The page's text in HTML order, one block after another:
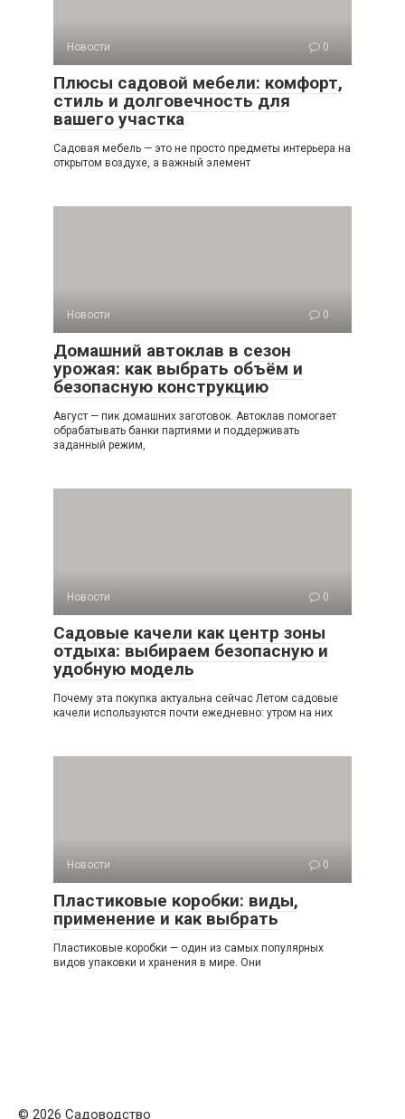
Новости 0
Плюсы садовой мебели: комфорт,
стиль и долговечность для
вашего участка
Садовая мебель — это не просто предметы интерьера на
открытом воздухе, а важный элемент
Новости 0
Домашний автоклав в сезон
урожая: как выбрать объём и
безопасную конструкцию
Август — пик домашних заготовок. Автоклав помогает
обрабатывать банки партиями и поддерживать
заданный режим,
Новости 0
Садовые качели как центр зоны
отдыха: выбираем безопасную и
удобную модель
Почему эта покупка актуальна сейчас Летом садовые
качели используются почти ежедневно: утром на них
Новости 0
Пластиковые коробки: виды,
применение и как выбрать
Пластиковые коробки — один из самых популярных
видов упаковки и хранения в мире. Они
© 2026 Садоводство